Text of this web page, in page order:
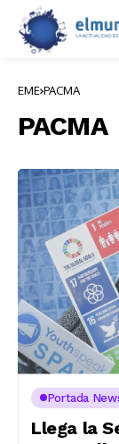
EME PACMA
PACMA
Portada
Llega la